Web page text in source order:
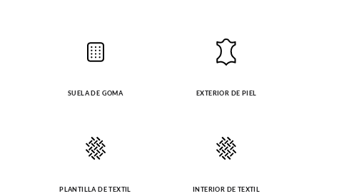
SUELA DE GOMA EXTERIOR DE PIEL
PLANTILLA DE TEXTIL INTERIOR DE TEXTIL